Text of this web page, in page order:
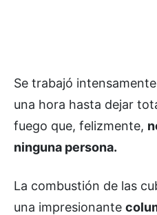
Se trabajó
una hora hasta dejar
fuego que, felizmente,
ninguna persona.
La combustión de las
una impresionante